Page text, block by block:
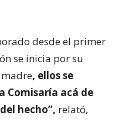
desde el primer
se inicia por su
, ellos se
Comisaría acá de
hecho”, relató,